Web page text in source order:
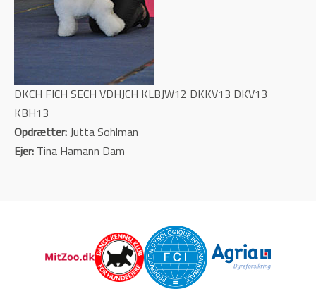
DKCH FICH SECH VDHJCH KLBJW12 DKKV13 DKV13
KBH13
Opdrætter: Jutta Sohlman
Ejer: Tina Hamann Dam